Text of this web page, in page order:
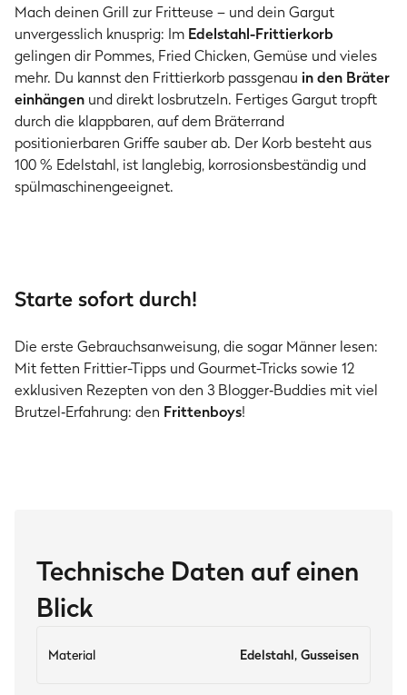
Mach deinen Grill zur Fritteuse – und dein Gargut
unvergesslich knusprig: Im Edelstahl-Frittierkorb
gelingen dir Pommes, Fried Chicken, Gemüse und vieles
mehr. Du kannst den Frittierkorb passgenau in den Bräter
einhängen und direkt losbrutzeln. Fertiges Gargut tropft
durch die klappbaren, auf dem Bräterrand
positionierbaren Griffe sauber ab. Der Korb besteht aus
100 % Edelstahl, ist langlebig, korrosionsbeständig und
spülmaschinengeeignet.
Starte sofort durch!
Die erste Gebrauchsanweisung, die sogar Männer lesen:
Mit fetten Frittier-Tipps und Gourmet-Tricks sowie 12
exklusiven Rezepten von den 3 Blogger‑Buddies mit viel
Brutzel‑Erfahrung: den Frittenboys!
Technische Daten auf einen
Blick
Material Edelstahl, Gusseisen